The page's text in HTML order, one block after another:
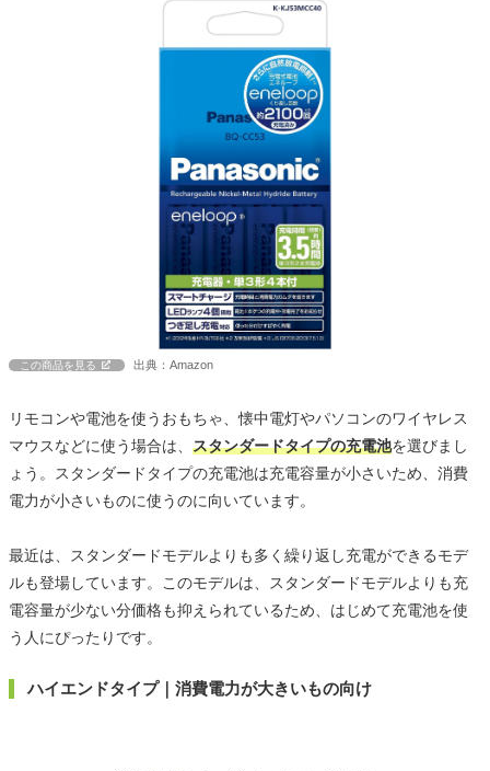
この商品を見る 出典：Amazon
リモコンや電池を使うおもちゃ、懐中電灯やパソコンのワイヤレス
マウスなどに使う場合は、 スタンダードタイプの充電池を選びまし
ょう。スタンダードタイプの充電池は充電容量が小さいため、消費
電力が小さいものに使うのに向いています。
最近は、スタンダードモデルよりも多く繰り返し充電ができるモデ
ルも登場しています。このモデルは、スタンダードモデルよりも充
電容量が少ない分価格も抑えられているため、はじめて充電池を使
う人にぴったりです。
ハイエンドタイプ｜消費電力が大きいもの向け